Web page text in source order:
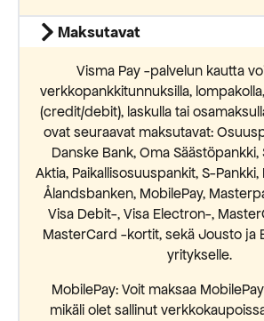
Maksutavat
Visma Pay -palvelun kautta
verkkopankkitunnuksilla,
(credit/debit), laskulla tai
ovat seuraavat maksutavat:
Danske Bank, Oma Säästöpankki,
Aktia, Paikallisosuuspankit, S-
Ålandsbanken, MobilePay,
Visa Debit-, Visa Electron-,
MasterCard -kortit, sekä Jousto ja
yritykselle.
MobilePay: Voit maksaa
mikäli olet sallinut